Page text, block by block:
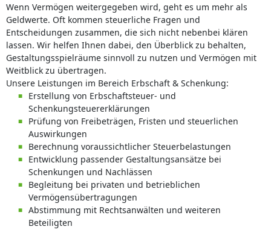
Wenn Vermögen weitergegeben wird, geht es um mehr als
Geldwerte. Oft kommen steuerliche Fragen und
Entscheidungen zusammen, die sich nicht nebenbei klären
lassen. Wir helfen Ihnen dabei, den Überblick zu behalten,
Gestaltungsspielräume sinnvoll zu nutzen und Vermögen mit
Weitblick zu übertragen.
Unsere Leistungen im Bereich Erbschaft & Schenkung:
Erstellung von Erbschaftsteuer- und
Schenkungsteuererklärungen
Prüfung von Freibeträgen, Fristen und steuerlichen
Auswirkungen
Berechnung voraussichtlicher Steuerbelastungen
Entwicklung passender Gestaltungsansätze bei
Schenkungen und Nachlässen
Begleitung bei privaten und betrieblichen
Vermögensübertragungen
Abstimmung mit Rechtsanwälten und weiteren
Beteiligten